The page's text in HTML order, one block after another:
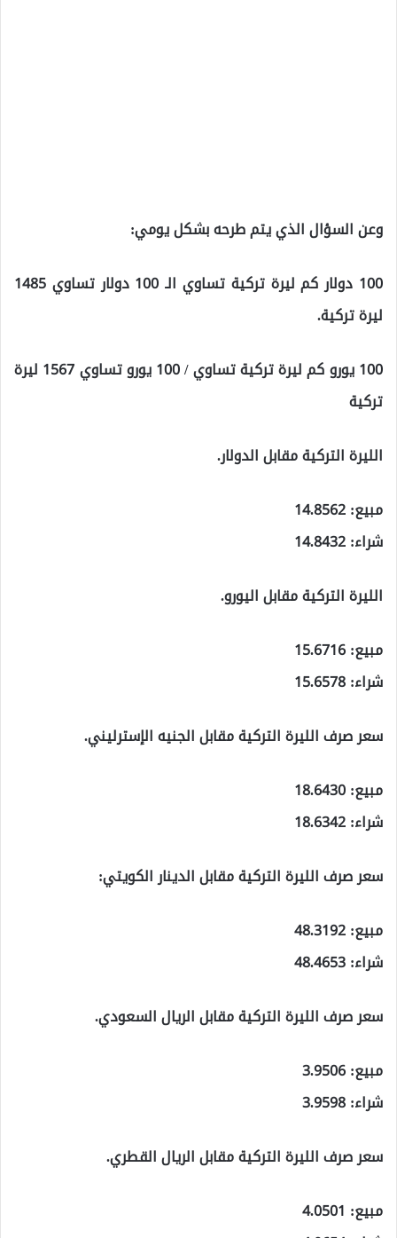
وعن السؤال الذي يتم طرحه بشكل يومي:
100 دولار كم ليرة تركية تساوي الـ 100 دولار تساوي 1485
ليرة تركية.
100 يورو كم ليرة تركية تساوي / 100 يورو تساوي 1567 ليرة
تركية
الليرة التركية مقابل الدولار.
مبيع: 14.8562
شراء: 14.8432
الليرة التركية مقابل اليورو.
مبيع: 15.6716
شراء: 15.6578
سعر صرف الليرة التركية مقابل الجنيه الإسترليني.
مبيع: 18.6430
شراء: 18.6342
سعر صرف الليرة التركية مقابل الدينار الكويتي:
مبيع: 48.3192
شراء: 48.4653
سعر صرف الليرة التركية مقابل الريال السعودي.
مبيع: 3.9506
شراء: 3.9598
سعر صرف الليرة التركية مقابل الريال القطري.
مبيع: 4.0501